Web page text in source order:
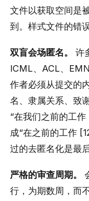
文件以获取空间是
到。样式文件的错
双盲会场匿名。
许
ICML、ACL、
作者必须从提交的
名、隶属关系、致
“在我们之前的工
成“在之前的工作
过的去匿名化是最
严格的审查周期。
行，为期数周，而